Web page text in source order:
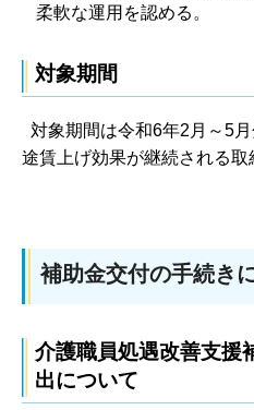
柔軟な運用を認める。
対象期間
対象期間は令和6年2月～5
途賃上げ効果が継続される取
補助金交付の手続き
介護職員処遇改善支援
出について